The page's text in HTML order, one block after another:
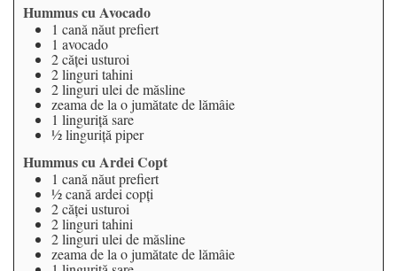
Hummus cu Avocado
1 cană năut prefiert
1 avocado
2căţei usturoi
2linguri tahini
2linguri ulei de măsline
zeama de la o jumătate de lămâie
1 linguriţă sare
½linguriţă piper
Hummus cu Ardei Copt
1 cană năut prefiert
½cană ardei copţi
2căţei usturoi
2linguri tahini
2linguri ulei de măsline
zeama de la o jumătate de lămâie